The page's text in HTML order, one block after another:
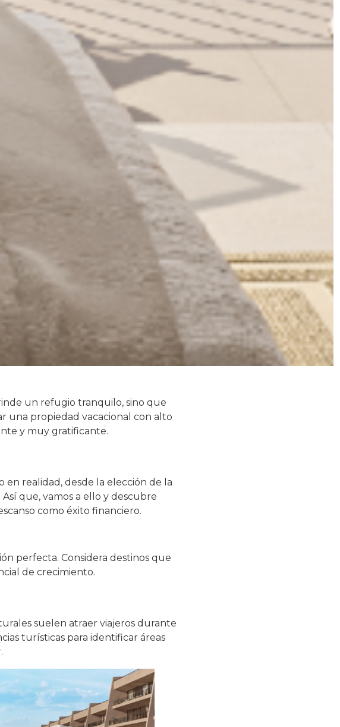
un refugio tranquilo, sino que
una propiedad vacacional con alto
y muy gratificante.
en realidad, desde la elección de la
que, vamos a ello y descubre
como éxito financiero.
perfecta. Considera destinos que
de crecimiento.
suelen atraer viajeros durante
turísticas para identificar áreas